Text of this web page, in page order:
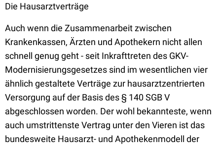
Die Hausarztverträge
Auch wenn die Zusammenarbeit zwischen
Krankenkassen, Ärzten und Apothekern nicht allen
schnell genug geht - seit Inkrafttreten des GKV-
Modernisierungsgesetzes sind im wesentlichen vier
ähnlich gestaltete Verträge zur hausarztzentrierten
Versorgung auf der Basis des § 140 SGB V
abgeschlossen worden. Der wohl bekannteste, wenn
auch umstrittenste Vertrag unter den Vieren ist das
bundesweite Hausarzt- und Apothekenmodell der